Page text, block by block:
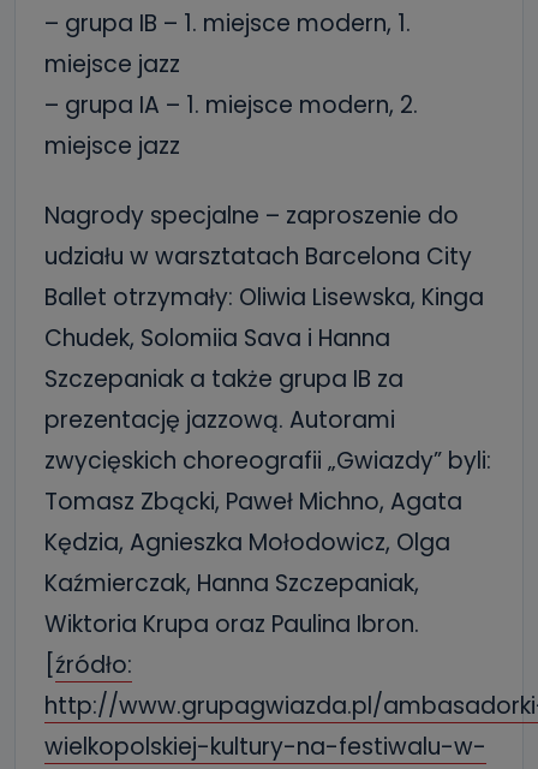
– grupa IB – 1. miejsce modern, 1.
miejsce jazz
– grupa IA – 1. miejsce modern, 2.
miejsce jazz
Nagrody specjalne – zaproszenie do
udziału w warsztatach Barcelona City
Ballet otrzymały: Oliwia Lisewska, Kinga
Chudek, Solomiia Sava i Hanna
Szczepaniak a także grupa IB za
prezentację jazzową. Autorami
zwycięskich choreografii „Gwiazdy” byli:
Tomasz Zbącki, Paweł Michno, Agata
Kędzia, Agnieszka Mołodowicz, Olga
Kaźmierczak, Hanna Szczepaniak,
Wiktoria Krupa oraz Paulina Ibron.
[źródło:
http://www.grupagwiazda.pl/
wielkopolskiej-kultury-na-festiwalu-w-